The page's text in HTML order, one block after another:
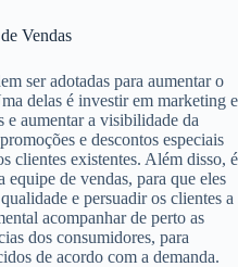
Vendas
ser adotadas para aumentar o
delas é investir em marketing e
e aumentar a visibilidade da
e descontos especiais
clientes existentes. Além disso, é
de vendas, para que eles
e persuadir os clientes a
acompanhar de perto as
dos consumidores, para
de acordo com a demanda.